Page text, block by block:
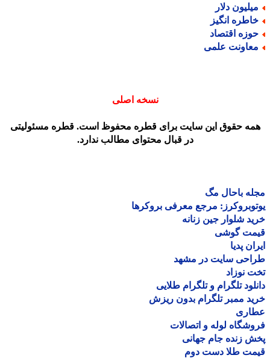
دلار
انگیز
اقتصاد
علمی
نسخه اصلی
حقوق این سایت برای قطره محفوظ است. قطره مسئولیتی
در قبال محتوای مطالب ندارد.
باحال مگ
مرجع معرفی بروکرها
شلوار جین زنانه
گوشی
پدیا
سایت در مشهد
نوزاد
تلگرام و تلگرام طلایی
ممبر تلگرام بدون ریزش
لوله و اتصالات
زنده جام جهانی
طلا دست دوم